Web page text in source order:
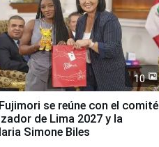
10
se reúne con el comité
de Lima 2027 y la
Simone Biles